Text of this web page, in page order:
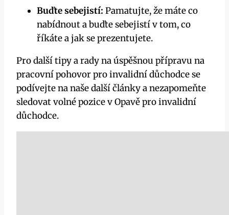
Buďte sebejistí: Pamatujte, že máte co
nabídnout a buďte sebejistí v tom, co
říkáte a jak se prezentujete.
Pro další tipy a rady na úspěšnou přípravu na
pracovní pohovor pro invalidní důchodce se
podívejte na naše další články a nezapomeňte
sledovat volné pozice v Opavě pro invalidní
důchodce.